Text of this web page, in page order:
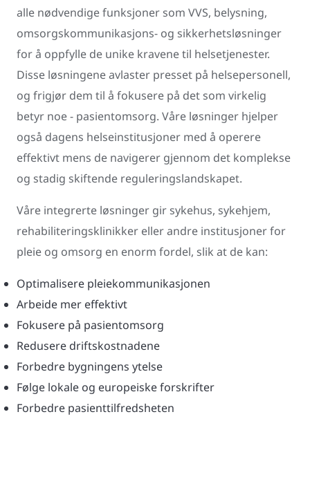
alle nødvendige funksjoner som VVS, belysning,
omsorgskommunikasjons- og sikkerhetsløsninger
for å oppfylle de unike kravene til helsetjenester.
Disse løsningene avlaster presset på helsepersonell,
og frigjør dem til å fokusere på det som virkelig
betyr noe - pasientomsorg. Våre løsninger hjelper
også dagens helseinstitusjoner med å operere
effektivt mens de navigerer gjennom det komplekse
og stadig skiftende reguleringslandskapet.
Våre integrerte løsninger gir sykehus, sykehjem,
rehabiliteringsklinikker eller andre institusjoner for
pleie og omsorg en enorm fordel, slik at de kan:
Optimalisere pleiekommunikasjonen
Arbeide mer effektivt
Fokusere på pasientomsorg
Redusere driftskostnadene
Forbedre bygningens ytelse
Følge lokale og europeiske forskrifter
Forbedre pasienttilfredsheten